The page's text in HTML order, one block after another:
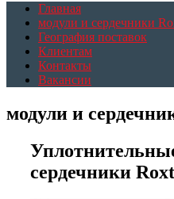
Главная
модули и сердечники
География поставок
Клиентам
Контакты
Вакансии
модули и
сердечники